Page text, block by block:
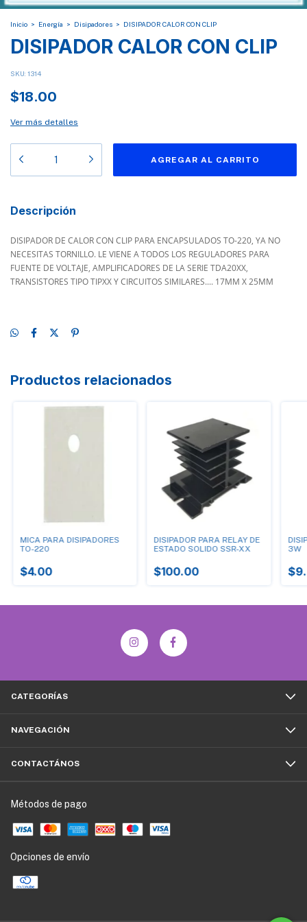
Inicio > Energía > Disipadores > DISIPADOR CALOR CON CLIP
DISIPADOR CALOR CON CLIP
SKU: 1314
$18.00
Ver más detalles
Descripción
DISIPADOR DE CALOR CON CLIP PARA ENCAPSULADOS TO-220, YA NO
NECESITAS TORNILLO. LE VIENE A TODOS LOS REGULADORES PARA
FUENTE DE VOLTAJE, AMPLIFICADORES DE LA SERIE TDA20XX,
TRANSISTORES TIPO TIPXX Y CIRCUITOS SIMILARES.... 17MM X 25MM
Productos relacionados
MICA PARA DISIPADORES
TO-220
$4.00
DISIPADOR PARA RELAY DE
ESTADO SOLIDO SSR-XX
$100.00
3W
CATEGORÍAS
NAVEGACIÓN
CONTACTÁNOS
Métodos de pago
Opciones de envío